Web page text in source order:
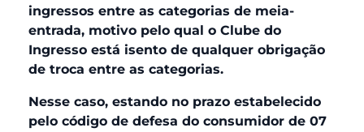
ingressos entre as categorias de meia-
entrada, motivo pelo qual o Clube do
Ingresso está isento de qualquer obrigação
de troca entre as categorias.
Nesse caso, estando no prazo estabelecido
pelo código de defesa do consumidor de 07